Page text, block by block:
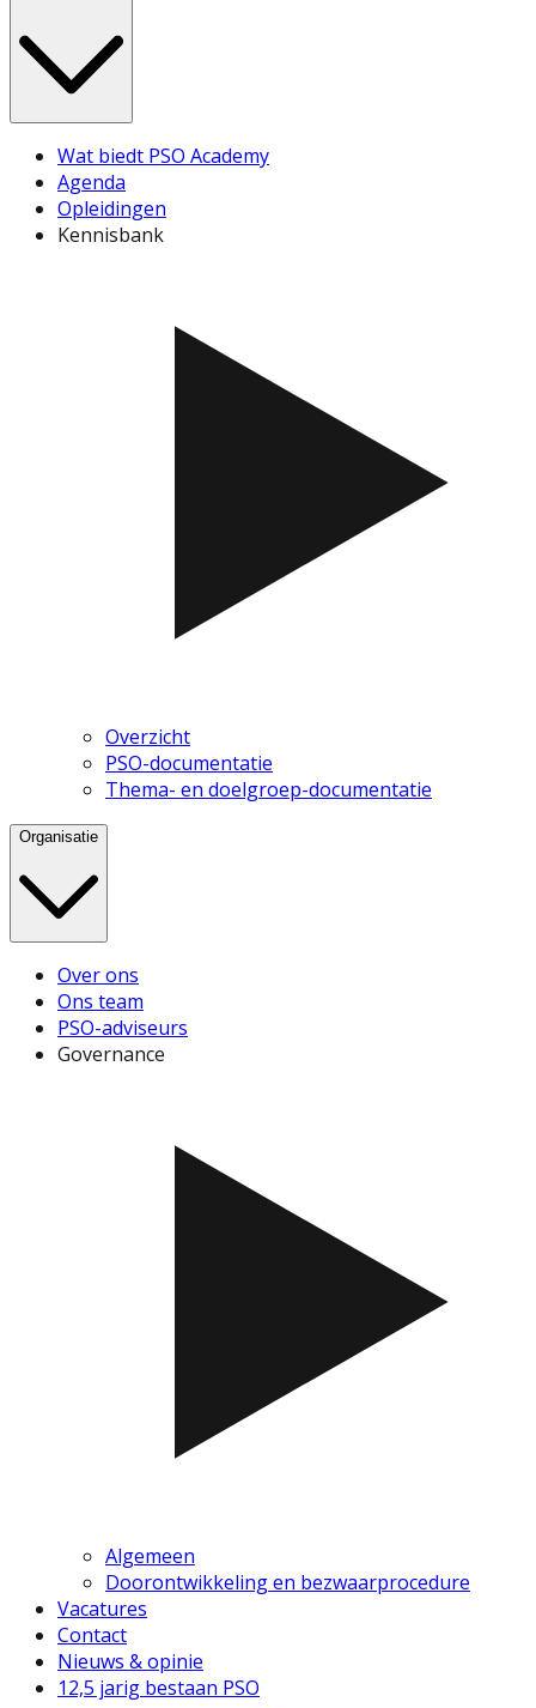
Wat biedt PSO Academy
Agenda
Opleidingen
Kennisbank
Overzicht
PSO-documentatie
Thema- en doelgroep-documentatie
Organisatie
Over ons
Ons team
PSO-adviseurs
Governance
Algemeen
Doorontwikkeling en bezwaarprocedure
Vacatures
Contact
Nieuws & opinie
12,5 jarig bestaan PSO